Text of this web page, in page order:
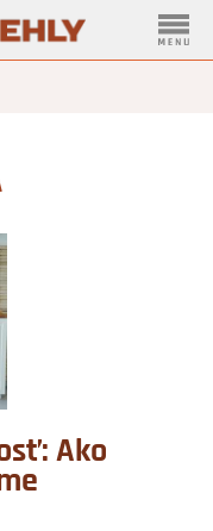
Ako